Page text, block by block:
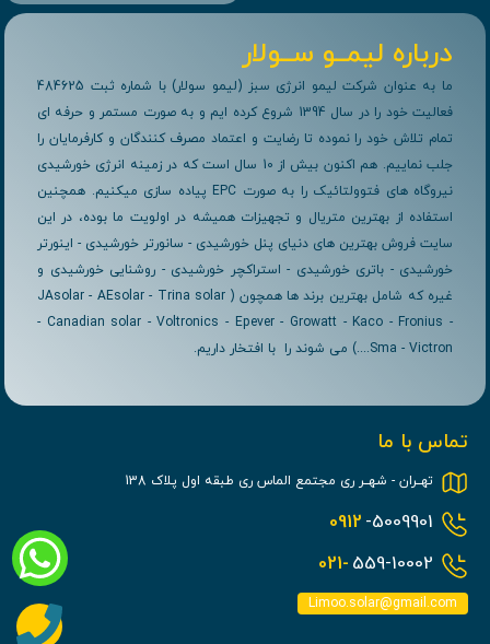
درباره لیمــو ســولار
ما به عنوان شرکت لیمو انرژی سبز (لیمو سولار) با شماره ثبت 484625
فعالیت خود را در سال 1394 شروع کرده ایم و به صورت مستمر و حرفه ای
تمام تلاش خود را نموده تا رضایت و اعتماد مصرف کنندگان و کارفرمایان را
جلب نماییم. هم اکنون بیش از 10 سال است که در زمینه انرژی خورشیدی
نیروگاه های فتوولتائیک را به صورت EPC پیاده سازی میکنیم. همچنین
استفاده از بهترین متریال و تجهیزات همیشه در اولویت ما بوده، در این
سایت فروش بهترین های دنیای پنل خورشیدی - سانورتر خورشیدی - اینورتر
خورشیدی - باتری خورشیدی - استراکچر خورشیدی - روشنایی خورشیدی و
غیره که شامل بهترین برند ها همچون ( JAsolar - AEsolar - Trina solar
- Canadian solar - Voltronics - Epever - Growatt - Kaco - Fronius -
Sma - Victron....) می شوند را با افتخار داریم.
تماس با ما
تهــران - شهــر ری مجتمع الماس ری طبقه اول پلاک 138
0912 -5009901
021- 559-10002
Limoo.solar@gmail.com